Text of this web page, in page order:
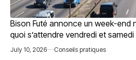
Bison Futé annonce un week-end
quoi s’attendre vendredi et samedi
July 10, 2026 Conseils pratiques